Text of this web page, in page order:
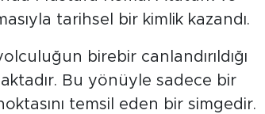
tarihsel bir kimlik kazandı.
birebir canlandırıldığı
Bu yönüyle sadece bir
temsil eden bir simgedir.